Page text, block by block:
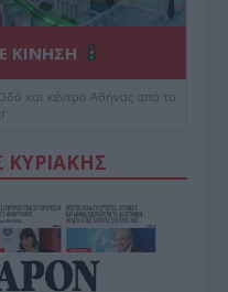
ΚΙΝΗΣΗ
και κέντρο Αθήνας από το